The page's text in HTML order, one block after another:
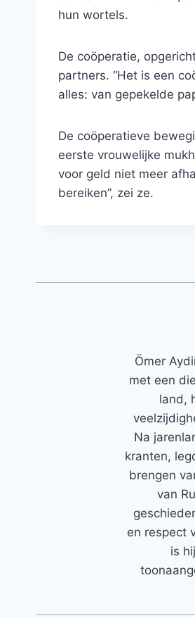
hun wortels.
De coöperatie,
partners. “Het is een
alles: van gepekelde
De coöperatieve
eerste vrouwelijke
voor geld niet meer
bereiken”, zei ze.
Ömer
met een
land,
Na
kranten,
brengen
van
en respect
is